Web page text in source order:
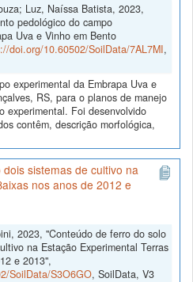
Luz, Naíssa Batista, 2023,
pedológico do campo
Uva e Vinho em Bento
doi.org/10.60502/SoilData/7AL7MI,
experimental da Embrapa Uva e
RS, para o planos de manejo
experimental. Foi desenvolvido
contêm, descrição morfológica,
sistemas de cultivo na
nos anos de 2012 e
2023, "Conteúdo de ferro do solo
na Estação Experimental Terras
e 2013",
SoilData/S3O6GO, SoilData, V3